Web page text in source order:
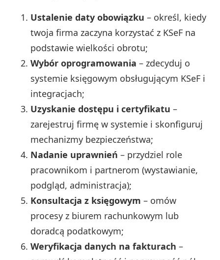
Ustalenie daty obowiązku – określ, kiedy
twoja firma zaczyna korzystać z KSeF na
podstawie wielkości obrotu;
Wybór oprogramowania – zdecyduj o
systemie księgowym obsługującym KSeF i
integracjach;
Uzyskanie dostępu i certyfikatu –
zarejestruj firmę w systemie i skonfiguruj
mechanizmy bezpieczeństwa;
Nadanie uprawnień – przydziel role
pracownikom i partnerom (wystawianie,
podgląd, administracja);
Konsultacja z księgowym – omów
procesy z biurem rachunkowym lub
doradcą podatkowym;
Weryfikacja danych na fakturach –